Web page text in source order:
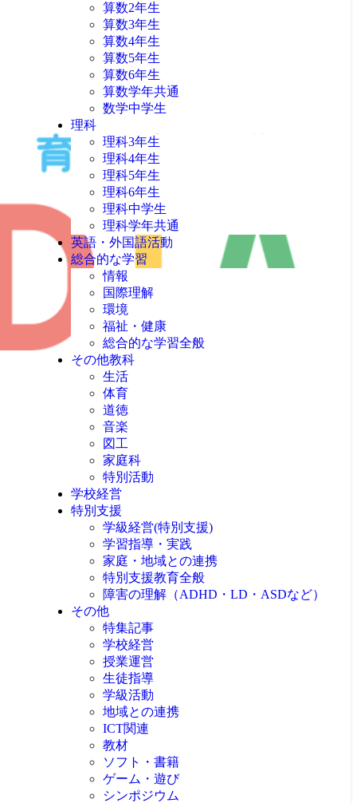
算数2年生
算数3年生
算数4年生
算数5年生
算数6年生
算数学年共通
数学中学生
理科
理科3年生
理科4年生
理科5年生
理科6年生
理科中学生
理科学年共通
英語・外国語活動
総合的な学習
情報
国際理解
環境
福祉・健康
総合的な学習全般
その他教科
生活
体育
道徳
音楽
図工
家庭科
特別活動
学校経営
特別支援
学級経営(特別支援)
学習指導・実践
家庭・地域との連携
特別支援教育全般
障害の理解（ADHD・LD・ASDなど）
その他
特集記事
学校経営
授業運営
生徒指導
学級活動
地域との連携
ICT関連
教材
ソフト・書籍
ゲーム・遊び
シンポジウム